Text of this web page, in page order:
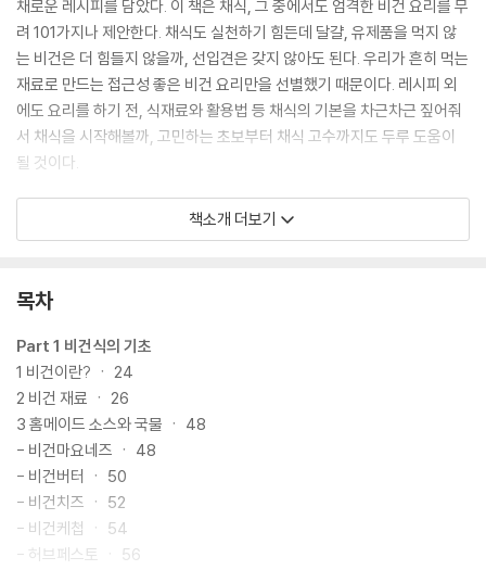
채로운 레시피를 담았다. 이 책은 채식, 그 중에서도 엄격한 비건 요리를 무
려 101가지나 제안한다. 채식도 실천하기 힘든데 달걀, 유제품을 먹지 않
는 비건은 더 힘들지 않을까, 선입견은 갖지 않아도 된다. 우리가 흔히 먹는
재료로 만드는 접근성 좋은 비건 요리만을 선별했기 때문이다. 레시피 외
에도 요리를 하기 전, 식재료와 활용법 등 채식의 기본을 차근차근 짚어줘
서 채식을 시작해볼까, 고민하는 초보부터 채식 고수까지도 두루 도움이
될 것이다.
『매일 한끼 비건 집밥』을 통해 채소를 보고, 만지고, 요리하면서 식재료를
알아가는 즐거움과 함께 자연이 주는 좋은 에너지를 느껴보자. 하루 한끼
게 시작해도 좋다. 무엇으로 시작했든 『매일 한끼 비건 집밥』이 그 시작을
책소개 더보기
목차
Part 1 비건식의 기초
1 비건이란? ㆍ 24
2 비건 재료 ㆍ 26
3 홈메이드 소스와 국물 ㆍ 48
- 비건마요네즈 ㆍ 48
- 비건버터 ㆍ 50
- 비건치즈 ㆍ 52
- 비건케첩 ㆍ 54
- 허브페스토 ㆍ 56